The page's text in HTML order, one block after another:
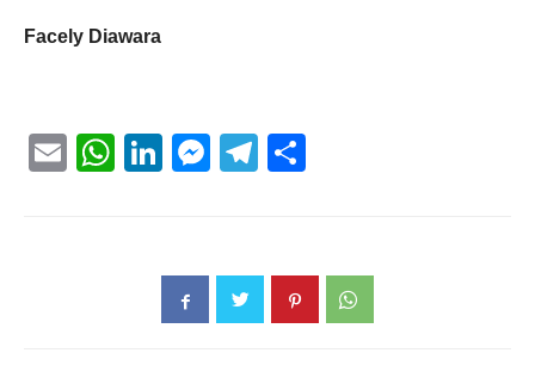
Facely Diawara
EmailWhatsApp
LinkedIn
Messenger
Telegram